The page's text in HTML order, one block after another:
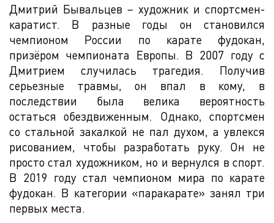
Дмитрий Бывальцев – художник и спортсмен-
каратист. В разные годы он становился
чемпионом России по карате фудокан,
призёром чемпионата Европы. В 2007 году с
Дмитрием случилась трагедия. Получив
серьезные травмы, он впал в кому, в
последствии была велика вероятность
остаться обездвиженным. Однако, спортсмен
со стальной закалкой не пал духом, а увлекся
рисованием, чтобы разработать руку. Он не
просто стал художником, но и вернулся в спорт.
В 2019 году стал чемпионом мира по карате
фудокан. В категории «паракарате» занял три
первых места.